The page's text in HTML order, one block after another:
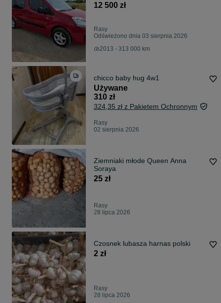
12 500 zł
Rasy
Odświeżono dnia 03 sierpnia 2026
2013 - 313 000 km
chicco baby hug 4w1
Używane
310 zł
324,35 zł z Pakietem Ochronnym
Rasy
02 sierpnia 2026
Ziemniaki młode Queen Anna
Soraya
25 zł
Rasy
28 lipca 2026
Czosnek lubasza harnas polski
2 zł
Rasy
28 lipca 2026